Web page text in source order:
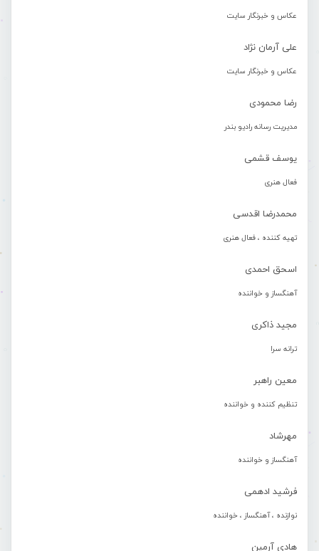
عکاس و خبرنگار سایت
علی آرمان نژاد
عکاس و خبرنگار سایت
رضا محمودی
مدیریت رسانه رادیو بندر
یوسف قشمی
فعال هنری
محمدرضا اقدسی
تهیه کننده ، فعال هنری
اسحق احمدی
آهنگساز و خواننده
مجید ذاکری
ترانه سرا
معین راهبر
تنظیم کننده و خواننده
مهرشاد
آهنگساز و خواننده
فرشید ادهمی
نوازنده ، آهنگساز ، خواننده
هادی آرمین